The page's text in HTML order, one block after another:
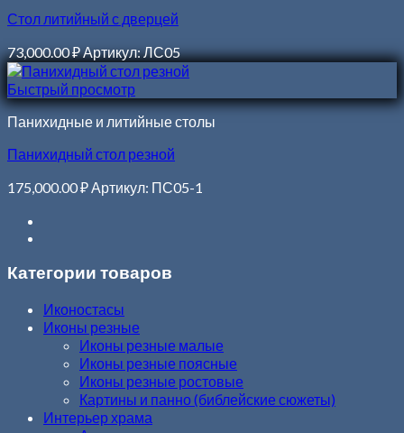
Стол литийный с дверцей
73,000.00₽Артикул: ЛС05
Быстрый просмотр
Панихидные и литийные столы
Панихидный стол резной
175,000.00₽ Артикул: ПС05-1
Категории товаров
Иконостасы
Иконы резные
Иконы резные малые
Иконы резные поясные
Иконы резные ростовые
Картины и панно (библейские сюжеты)
Интерьер храма